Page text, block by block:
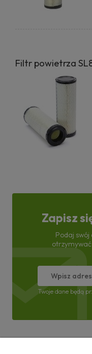
Filtr powietrza
Zapisz
Podaj swój
Twoje dane będą